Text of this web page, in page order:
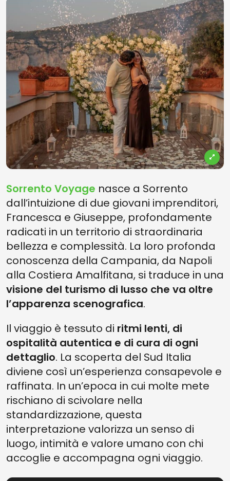
Sorrento Voyage nasce a Sorrento
dall’intuizione di due giovani imprenditori,
Francesca e Giuseppe, profondamente
radicati in un territorio di straordinaria
bellezza e complessità. La loro profonda
conoscenza della Campania, da Napoli
alla Costiera Amalfitana, si traduce in una
visione del turismo di lusso che va oltre
l’apparenza scenografica.
Il viaggio è tessuto di ritmi lenti, di
ospitalità autentica e di cura di ogni
dettaglio. La scoperta del Sud Italia
diviene così un’esperienza consapevole e
raffinata. In un’epoca in cui molte mete
rischiano di scivolare nella
standardizzazione, questa
interpretazione valorizza un senso di
luogo, intimità e valore umano con chi
accoglie e accompagna ogni viaggio.